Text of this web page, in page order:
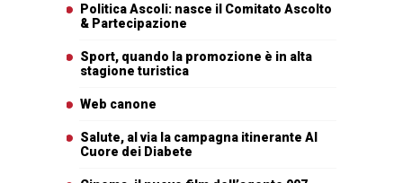
Politica Ascoli: nasce il Comitato Ascolto
& Partecipazione
Sport, quando la promozione è in alta
stagione turistica
Web canone
Salute, al via la campagna itinerante Al
Cuore dei Diabete